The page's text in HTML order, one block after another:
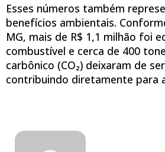
Esses números também
benefícios ambientais.
MG, mais de R$ 1,1 milhão foi
combustível e cerca de 400
carbônico (CO₂) deixaram de
contribuindo diretamente para